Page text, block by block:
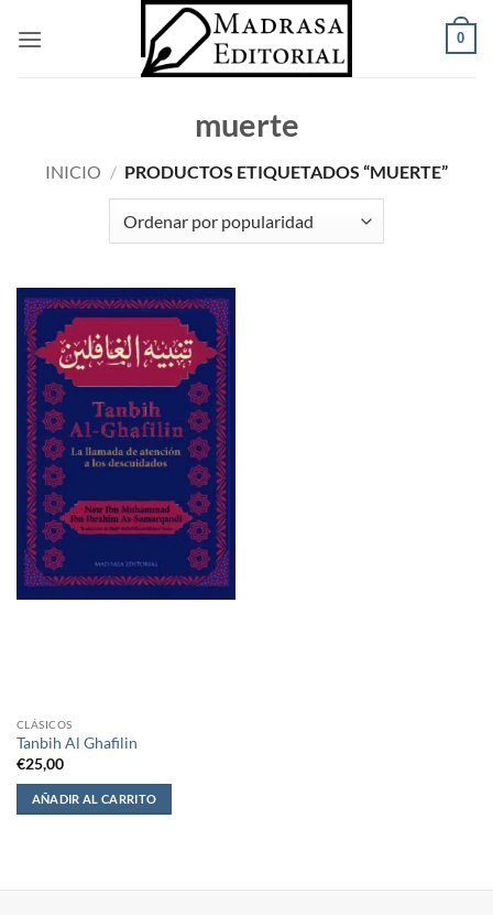
0
muerte
INICIO / PRODUCTOS ETIQUETADOS “MUERTE”
CLÁSICOS
Tanbih Al Ghafilin
€25,00
AÑADIR AL CARRITO